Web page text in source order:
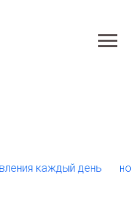
каждый день новый